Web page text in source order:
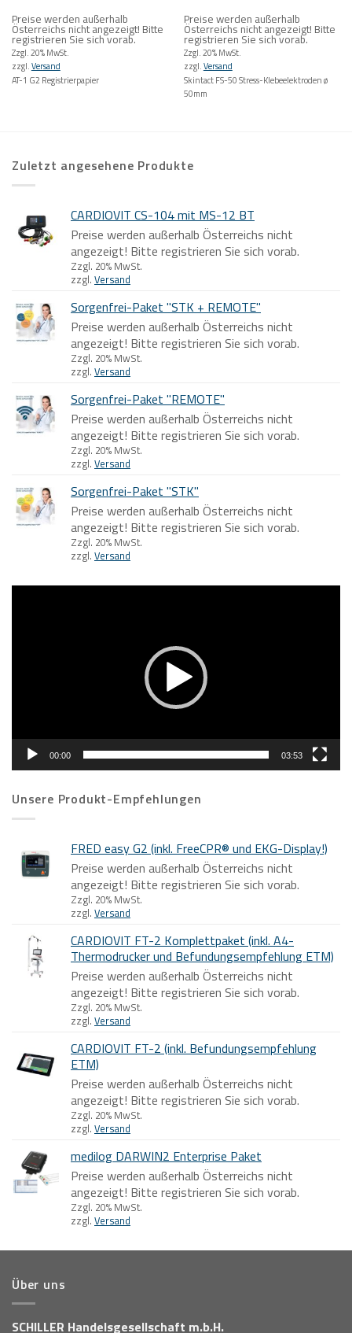
Preise werden außerhalb
Österreichs nicht angezeigt! Bitte
registrieren Sie sich vorab.
Zzgl. 20% MwSt.
zzgl.Versand
AT-1 G2 Registrierpapier
Preise werden außerhalb
Österreichs nicht angezeigt! Bitte
registrieren Sie sich vorab.
Zzgl. 20% MwSt.
zzgl.Versand
Skintact FS-50 Stress-Klebeelektroden ø
50mm
Zuletzt angesehene Produkte
CARDIOVIT CS-104 mit MS-12 BT
Preise werden außerhalb Österreichs nicht
angezeigt! Bitte registrieren Sie sich vorab.
Zzgl. 20% MwSt.
zzgl. Versand
Sorgenfrei-Paket "STK + REMOTE"
Preise werden außerhalb Österreichs nicht
angezeigt! Bitte registrieren Sie sich vorab.
Zzgl. 20% MwSt.
zzgl. Versand
Sorgenfrei-Paket "REMOTE"
Preise werden außerhalb Österreichs nicht
angezeigt! Bitte registrieren Sie sich vorab.
Zzgl. 20% MwSt.
zzgl. Versand
Sorgenfrei-Paket "STK"
Preise werden außerhalb Österreichs nicht
angezeigt! Bitte registrieren Sie sich vorab.
Zzgl. 20% MwSt.
zzgl. Versand
00:00 03:53
Unsere Produkt-Empfehlungen
FRED easy G2 (inkl. FreeCPR® und EKG-Display!)
Preise werden außerhalb Österreichs nicht
angezeigt! Bitte registrieren Sie sich vorab.
Zzgl. 20% MwSt.
zzgl. Versand
CARDIOVIT FT-2 Komplettpaket (inkl. A4-
Thermodrucker und Befundungsempfehlung ETM)
Preise werden außerhalb Österreichs nicht
angezeigt! Bitte registrieren Sie sich vorab.
Zzgl. 20% MwSt.
zzgl. Versand
CARDIOVIT FT-2 (inkl. Befundungsempfehlung
ETM)
Preise werden außerhalb Österreichs nicht
angezeigt! Bitte registrieren Sie sich vorab.
Zzgl. 20% MwSt.
zzgl. Versand
medilog DARWIN2 Enterprise Paket
Preise werden außerhalb Österreichs nicht
angezeigt! Bitte registrieren Sie sich vorab.
Zzgl. 20% MwSt.
zzgl. Versand
Über uns
SCHILLER Handelsgesellschaft m.b.H.